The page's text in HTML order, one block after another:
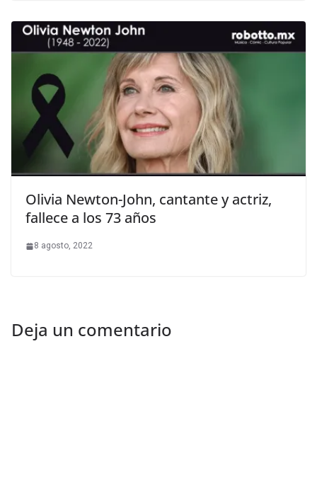
Olivia Newton-John, cantante y actriz,
fallece a los 73 años
8 agosto, 2022
Deja un comentario